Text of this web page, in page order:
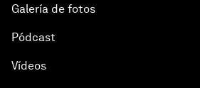
Galería de fotos
Pódcast
Vídeos